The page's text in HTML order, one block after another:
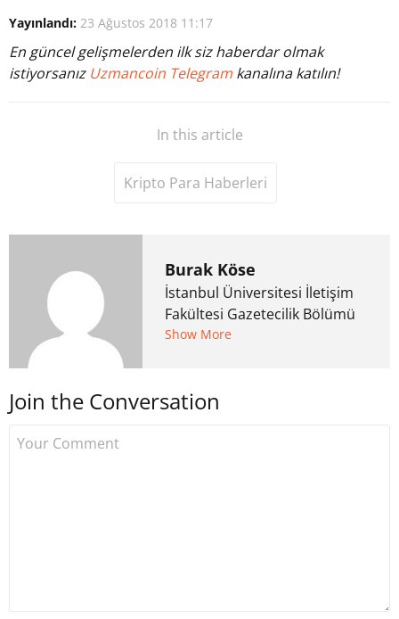
Yayınlandı: 23 Ağustos 2018 11:17
En güncel gelişmelerden ilk siz haberdar olmak
istiyorsanız Uzmancoin Telegram kanalına katılın!
In this article
Kripto Para Haberleri
Burak Köse
İstanbul Üniversitesi İletişim
Fakültesi Gazetecilik Bölümü
mezunu. 6 yıl ana akım
kurdu. 2017'nin Mayıs ayından
Show More
Join the Conversation